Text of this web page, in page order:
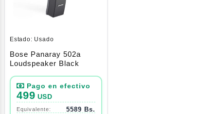
Estado: Usado
Bose Panaray 502a
Loudspeaker Black
499 USD
5589 Bs.